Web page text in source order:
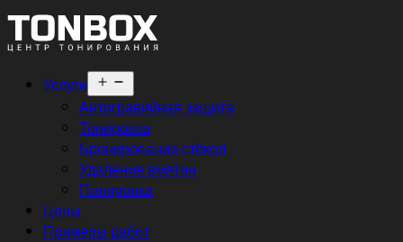
Услуги
меню
Антигравийная защита
Тонировка
Бронирование стёкол
Удаление вмятин
Полировка
Цены
Примеры работ